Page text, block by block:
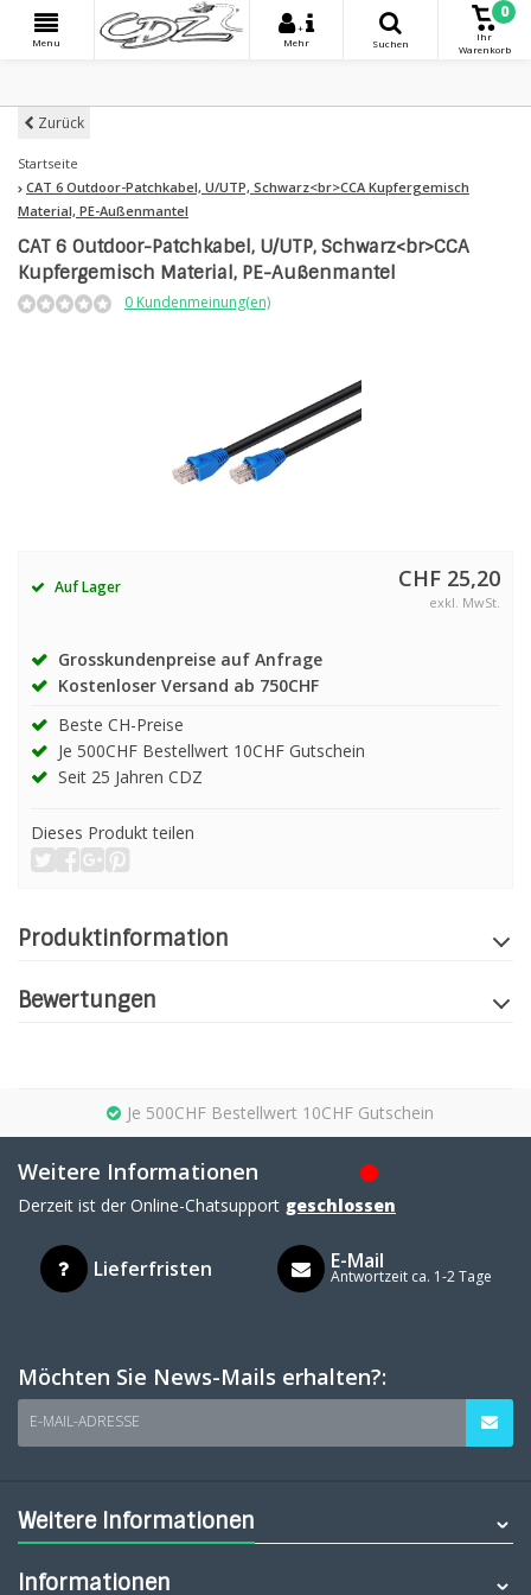
Menu
+
Mehr
Suchen
0
Ihr
Warenkorb
Zurück
Startseite
CAT 6 Outdoor-Patchkabel, U/UTP, Schwarz<br>CCA Kupfergemisch
Material, PE-Außenmantel
CAT 6 Outdoor-Patchkabel, U/UTP, Schwarz<br>CCA
Kupfergemisch Material, PE-Außenmantel
0 Kundenmeinung(en)
Auf Lager CHF 25,20
exkl. MwSt.
Grosskundenpreise auf Anfrage
Kostenloser Versand ab 750CHF
Beste CH-Preise
Je 500CHF Bestellwert 10CHF Gutschein
Seit 25 Jahren CDZ
Dieses Produkt teilen
Produktinformation
Bewertungen
Je 500CHF Bestellwert 10CHF Gutschein
Weitere Informationen
Derzeit ist der Online-Chatsupport geschlossen
Lieferfristen E-Mail
Antwortzeit ca. 1-2 Tage
Möchten Sie News-Mails erhalten?:
E-MAIL-ADRESSE
Weitere Informationen
Informationen